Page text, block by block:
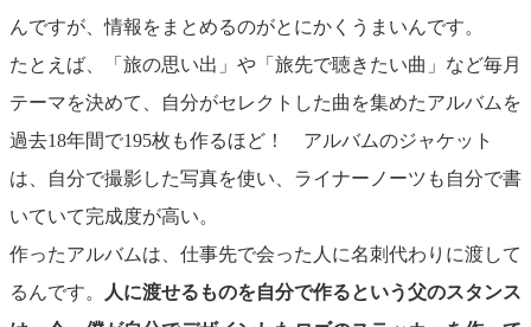
んですが、情報をまとめるのがとにかくうまいんです。
たとえば、「旅の思い出」や「旅先で聴きたい曲」など毎月
テーマを決めて、自分がセレクトした曲を集めたアルバムを
過去18年間で195枚も作るほど！ アルバムのジャケット
は、自分で撮影した写真を使い、ライナーノーツも自分で書
いていて完成度が高い。
作ったアルバムは、仕事先で会った人に名刺代わりに渡して
るんです。
人に渡せるものを自分で作るという父のスタンス